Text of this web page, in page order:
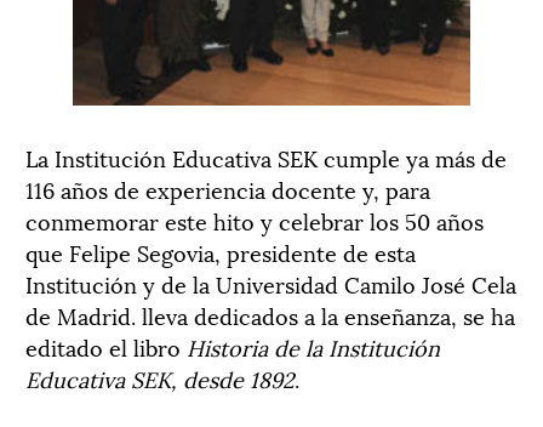
La Institución Educativa SEK cumple ya más de
116 años de experiencia docente y, para
conmemorar este hito y celebrar los 50 años
que Felipe Segovia, presidente de esta
Institución y de la Universidad Camilo José Cela
de Madrid. lleva dedicados a la enseñanza, se ha
editado el libro Historia de la Institución
Educativa SEK, desde 1892.